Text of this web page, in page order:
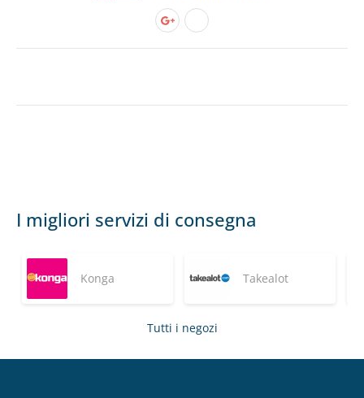
I migliori servizi di consegna
Konga Takealot
Tutti i negozi